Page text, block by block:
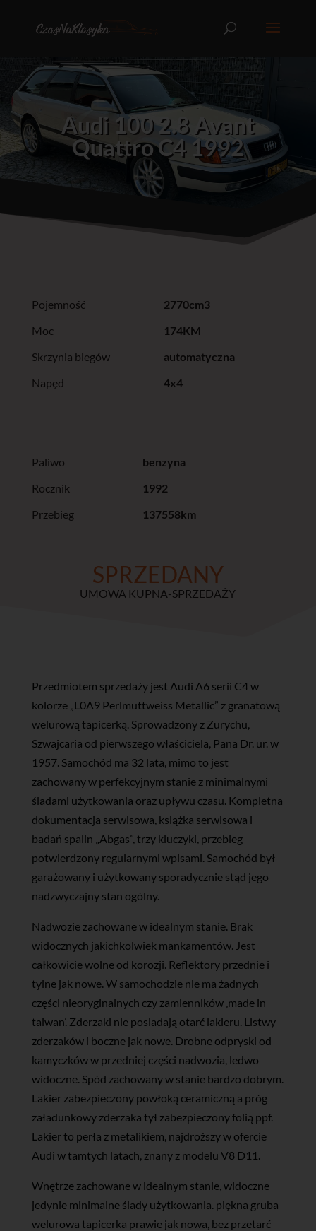
Audi 100 2.8 Avant
Quattro C4 1992
Pojemność
2770cm3
Moc
174KM
Skrzynia biegów
automatyczna
Napęd
4x4
Paliwo
benzyna
Rocznik
1992
Przebieg
137558km
SPRZEDANY
UMOWA KUPNA-SPRZEDAŻY
Przedmiotem sprzedaży jest Audi A6 serii C4 w
kolorze „L0A9 Perlmuttweiss Metallic” z granatową
welurową tapicerką. Sprowadzony z Zurychu,
Szwajcaria od pierwszego właściciela, Pana Dr. ur. w
1957. Samochód ma 32 lata, mimo to jest
zachowany w perfekcyjnym stanie z minimalnymi
śladami użytkowania oraz upływu czasu. Kompletna
dokumentacja serwisowa, książka serwisowa i
badań spalin „Abgas”, trzy kluczyki, przebieg
potwierdzony regularnymi wpisami. Samochód był
garażowany i użytkowany sporadycznie stąd jego
nadzwyczajny stan ogólny.
Nadwozie zachowane w idealnym stanie. Brak
widocznych jakichkolwiek mankamentów. Jest
całkowicie wolne od korozji. Reflektory przednie i
tylne jak nowe. W samochodzie nie ma żadnych
części nieoryginalnych czy zamienników ‚made in
taiwan’. Zderzaki nie posiadają otarć lakieru. Listwy
zderzaków i boczne jak nowe. Drobne odpryski od
kamyczków w przedniej części nadwozia, ledwo
widoczne. Spód zachowany w stanie bardzo dobrym.
Lakier zabezpieczony powłoką ceramiczną a próg
załadunkowy zderzaka tył zabezpieczony folią ppf.
Lakier to perła z metalikiem, najdroższy w ofercie
Audi w tamtych latach, znany z modelu V8 D11.
Wnętrze zachowane w idealnym stanie, widoczne
jedynie minimalne ślady użytkowania. piękna gruba
welurowa tapicerka prawie jak nowa, bez przetarć